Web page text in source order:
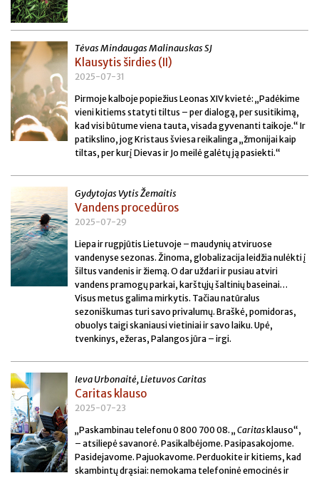
Tėvas Mindaugas Malinauskas SJ
Klausytis širdies (II)
2025-07-31
Pirmoje kalboje popiežius Leonas XIV kvietė: „Padėkime
vieni kitiems statyti tiltus – per dialogą, per susitikimą,
kad visi būtume viena tauta, visada gyvenanti taikoje.“ Ir
patikslino, jog Kristaus šviesa reikalinga „žmonijai kaip
tiltas, per kurį Dievas ir Jo meilė galėtų ją pasiekti.“
Gydytojas Vytis Žemaitis
Vandens procedūros
2025-07-29
Liepa ir rugpjūtis Lietuvoje – maudynių atviruose
vandenyse sezonas. Žinoma, globalizacija leidžia nulėkti į
šiltus vandenis ir žiemą. O dar uždari ir pusiau atviri
vandens pramogų parkai, karštųjų šaltinių baseinai…
Visus metus galima mirkytis. Tačiau natūralus
sezoniškumas turi savo privalumų. Braškė, pomidoras,
obuolys taigi skaniausi vietiniai ir savo laiku. Upė,
tvenkinys, ežeras, Palangos jūra – irgi.
Ieva Urbonaitė, Lietuvos Caritas
Caritas klauso
2025-07-23
„Paskambinau telefonu 0 800 700 08. „ Caritas klauso“,
– atsiliepė savanorė. Pasikalbėjome. Pasipasakojome.
Pasidejavome. Pajuokavome. Perduokite ir kitiems, kad
skambintų drąsiai: nemokama telefoninė emocinės ir